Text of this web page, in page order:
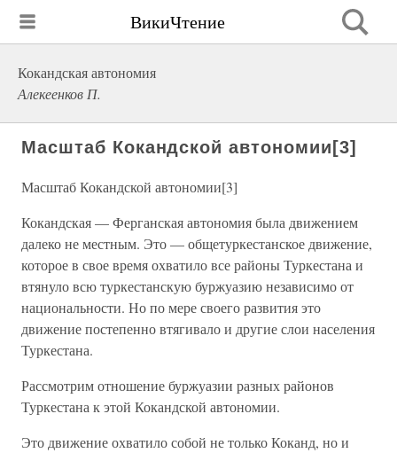
ВикиЧтение
Кокандская автономия
Алекеенков П.
Масштаб Кокандской автономии[3]
Масштаб Кокандской автономии[3]
Кокандская — Ферганская автономия была движением
далеко не местным. Это — общетуркестанское движение,
которое в свое время охватило все районы Туркестана и
втянуло всю туркестанскую буржуазию независимо от
национальности. Но по мере своего развития это
движение постепенно втягивало и другие слои населения
Туркестана.
Рассмотрим отношение буржуазии разных районов
Туркестана к этой Кокандской автономии.
Это движение охватило собой не только Коканд, но и